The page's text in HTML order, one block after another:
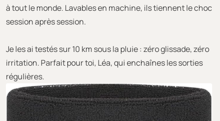
à tout le monde. Lavables en machine, ils tiennent le choc
session après session.
Je les ai testés sur 10 km sous la pluie : zéro glissade, zéro
irritation. Parfait pour toi, Léa, qui enchaînes les sorties
régulières.